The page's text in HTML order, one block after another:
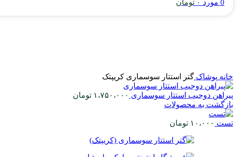
0 مورد ۰ تومان
خانه پوشاک گتر استتار سوسماری کریپتک
پیراهن دوجیب استتار سوسماری ۱،۷۵۰،۰۰۰ تومان
بازگشت به محصولات
تست ۱۰،۰۰۰ تومان